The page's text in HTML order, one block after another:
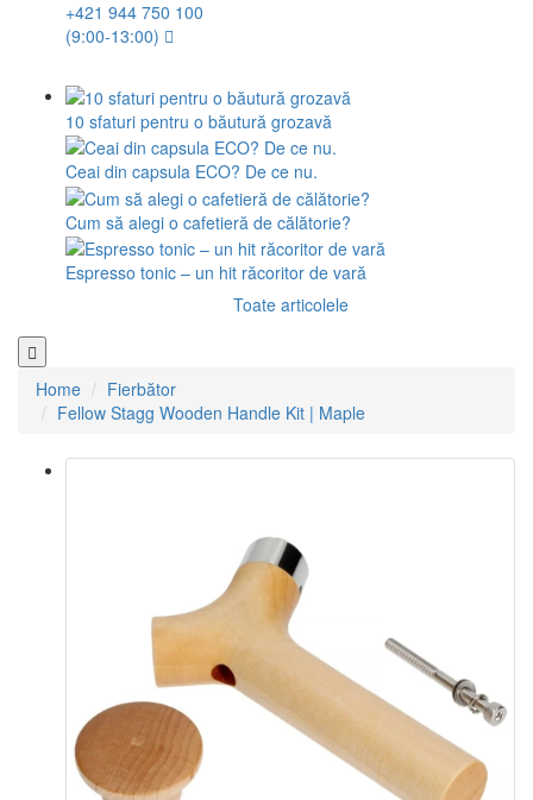
+421 944 750 100
(9:00-13:00)
10 sfaturi pentru o băutură grozavă
Ceai din capsula ECO? De ce nu.
Cum să alegi o cafetieră de călătorie?
Espresso tonic – un hit răcoritor de vară
Toate articolele
Home
Fierbător
Fellow Stagg Wooden Handle Kit | Maple